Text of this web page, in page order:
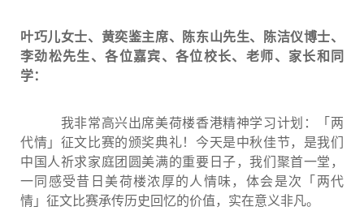
叶巧儿女士、黄奕鉴主席、陈东山先生、陈洁仪博士、
李劲松先生、各位嘉宾、各位校长、老师、家长和同
学：
我非常高兴出席美荷楼香港精神学习计划：「两
代情」征文比赛的颁奖典礼！今天是中秋佳节，是我们
中国人祈求家庭团圆美满的重要日子，我们聚首一堂，
一同感受昔日美荷楼浓厚的人情味，体会是次「两代
情」征文比赛承传历史回忆的价值，实在意义非凡。